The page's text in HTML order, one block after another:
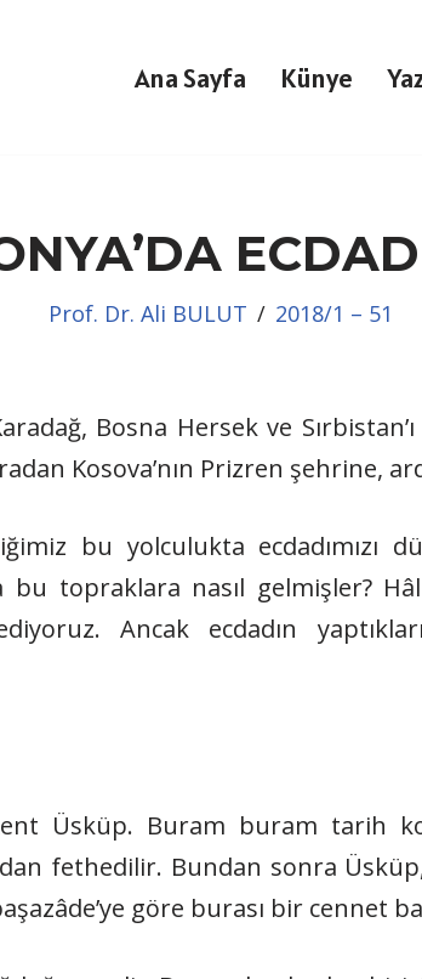
Ana Sayfa Künye
Prof. Dr. Ali BULUT 2018/1 – 51
Bosna Hersek ve
Kosova’nın Prizren şehrine,
bu yolculukta ecdadımızı
bu topraklara nasıl gelmişler?
Ancak ecdadın
Üsküp. Buram buram tarih
fethedilir. Bundan sonra
göre burası bir cennet